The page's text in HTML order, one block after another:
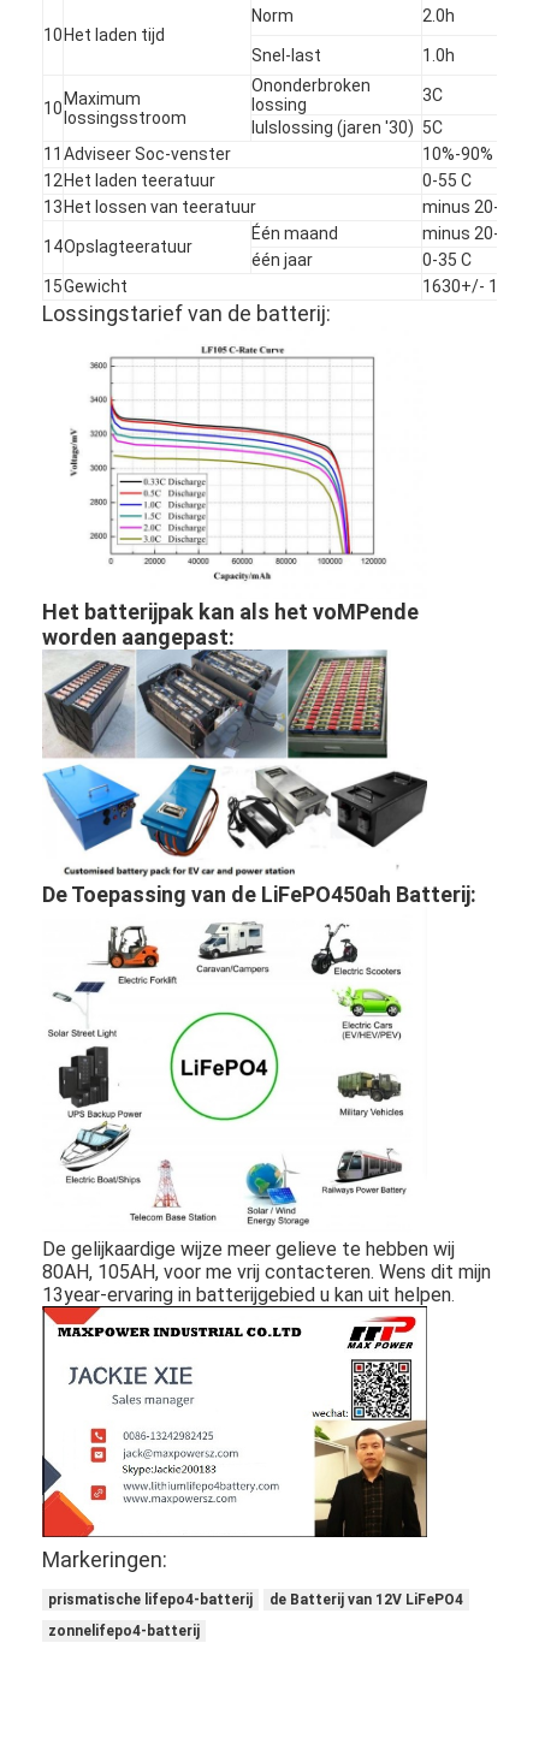
Huis
Producten
Ongeveer ons
Fabrieksreis
Kwaliteitscontrole
Contacteer ons
Nieuws
Chat Nu
lithiumlifepo4 batterij
lithium ionen navulbare batterijen
Lithium Polymer batterij
energieaccu's
NiMH oplaadbare batterijen
NiCd-oplaadbare batterijen
LCD Battery Charger
NiMH accu 's
NiCd accu packs
Oplaadbare Staafla batterij
noodverlichtingbatterij
De Batterij van Li Mno2
De Batterij van Li Socl2
Primaire Lithiumbatterij
10 Het laden tijd
Norm 2.0h
Snel-last
1.0h
10 Maximum
lossingsstroom
Ononderbroken
lossing
3C
Iulslossing (jaren '30) 5C
11 Adviseer Soc-venster 10%-90% Soc
12 Het laden teeratuur 0-55 C
13 Het lossen van teeratuur minus 20-55 C
14Opslagteeratuur
Één maand minus 20-45 C
één jaar
0-35 C
15Gewicht 1630+/- 100g
Lossingstarief van de batterij:
Het batterijpak kan als het voMPende
worden aangepast:
De Toepassing van de LiFePO450ah Batterij:
De gelijkaardige wijze meer gelieve te hebben wij
80AH, 105AH, voor me vrij contacteren. Wens dit mijn
13year-ervaring in batterijgebied u kan uit helpen
Markeringen:
prismatische lifepo4-batterij
de Batterij van 12V LiFePO4
zonnelifepo4-batterij